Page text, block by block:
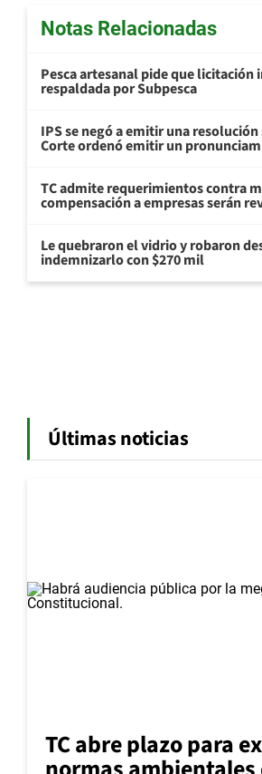
Notas Relacionadas
Pesca artesanal pide que
respaldada por Subpesca
IPS se negó a emitir una
Corte ordenó emitir un
TC admite requerimientos contra
compensación a empresas serán
Le quebraron el vidrio y robaron
indemnizarlo con $270 mil
Últimas noticias
TC abre plazo para